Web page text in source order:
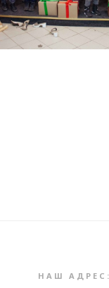
НАШ АДРЕС: